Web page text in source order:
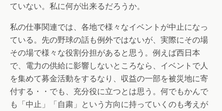
ていない。私に何が出来るだろうか。
私の仕事関連では、各地で様々なイベントが中止になっ
ている。先の野球の話も例外ではないが、実際にその場
その場で様々な役割分担があると思う。例えば西日本
で、電力の供給に影響しないところなら、イベントで人
を集めて募金活動をするなり、収益の一部を被災地に寄
付する・・でも、充分役に立つとは思う。何でもかんで
も「中止」「自粛」という方向に持っていくのも考えが